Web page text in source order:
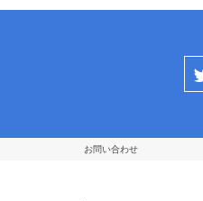
シ
お問い合わせ